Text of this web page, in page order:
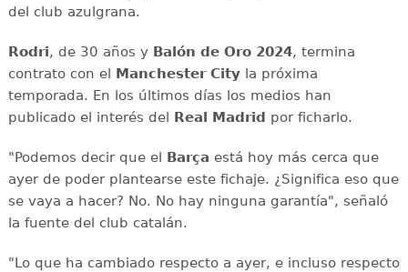
del club azulgrana.
Rodri, de 30 años y Balón de Oro 2024, termina
contrato con el Manchester Cityla próxima
temporada. En los últimos días los medios han
publicado el interés del Real Madrid por ficharlo.
"Podemos decir que el Barça está hoy más cerca que
ayer de poder plantearse este fichaje. ¿Significa eso que
se vaya a hacer? No. No hay ninguna garantía", señaló
la fuente del club catalán.
"Lo que ha cambiado respecto a ayer, e incluso respecto